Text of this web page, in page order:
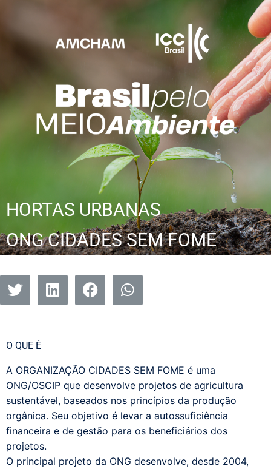
HORTAS URBANAS
ONG CIDADES SEM FOME​
O QUE É
A ORGANIZAÇÃO CIDADES SEM FOME é uma
ONG/OSCIP que desenvolve projetos de agricultura
sustentável, baseados nos princípios da produção
orgânica. Seu objetivo é levar a autossuficiência
financeira e de gestão para os beneficiários dos
projetos.
O principal projeto da ONG desenvolve, desde 2004,